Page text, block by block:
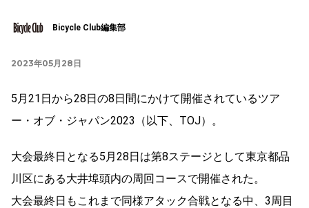
Bicycle Club編集部
2023年05月28日
5月21日から28日の8日間にかけて開催されているツア
ー・オブ・ジャパン2023（以下、TOJ）。
大会最終日となる5月28日は第8ステージとして東京都品
川区にある大井埠頭内の周回コースで開催された。
大会最終日もこれまで同様アタック合戦となる中、3周目